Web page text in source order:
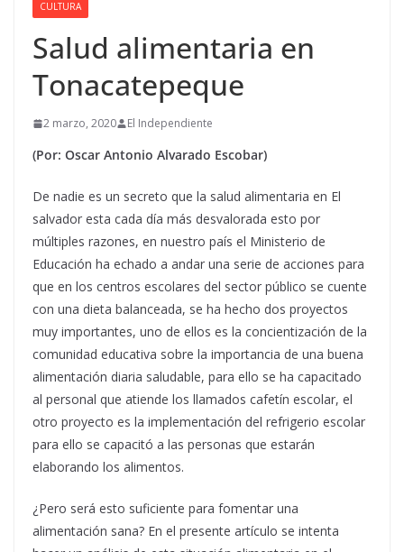
CULTURA
Salud alimentaria en
Tonacatepeque
2 marzo, 2020 El Independiente
(Por: Oscar Antonio Alvarado Escobar)
De nadie es un secreto que la salud alimentaria en El
salvador esta cada día más desvalorada esto por
múltiples razones, en nuestro país el Ministerio de
Educación ha echado a andar una serie de acciones para
que en los centros escolares del sector público se cuente
con una dieta balanceada, se ha hecho dos proyectos
muy importantes, uno de ellos es la concientización de la
comunidad educativa sobre la importancia de una buena
alimentación diaria saludable, para ello se ha capacitado
al personal que atiende los llamados cafetín escolar, el
otro proyecto es la implementación del refrigerio escolar
para ello se capacitó a las personas que estarán
elaborando los alimentos.
¿Pero será esto suficiente para fomentar una
alimentación sana? En el presente artículo se intenta